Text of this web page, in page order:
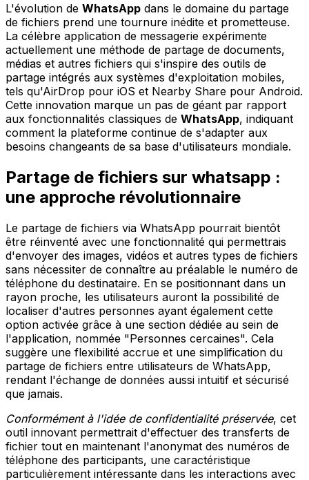
L'évolution de WhatsApp dans le domaine du partage
de fichiers prend une tournure inédite et prometteuse.
La célèbre application de messagerie expérimente
actuellement une méthode de partage de documents,
médias et autres fichiers qui s'inspire des outils de
partage intégrés aux systèmes d'exploitation mobiles,
tels qu'AirDrop pour iOS et Nearby Share pour Android.
Cette innovation marque un pas de géant par rapport
aux fonctionnalités classiques de WhatsApp, indiquant
comment la plateforme continue de s'adapter aux
besoins changeants de sa base d'utilisateurs mondiale.
Partage de fichiers sur whatsapp :
une approche révolutionnaire
Le partage de fichiers via WhatsApp pourrait bientôt
être réinventé avec une fonctionnalité qui permettrais
d'envoyer des images, vidéos et autres types de fichiers
sans nécessiter de connaître au préalable le numéro de
téléphone du destinataire. En se positionnant dans un
rayon proche, les utilisateurs auront la possibilité de
localiser d'autres personnes ayant également cette
option activée grâce à une section dédiée au sein de
l'application, nommée "Personnes cercaines". Cela
suggère une flexibilité accrue et une simplification du
partage de fichiers entre utilisateurs de WhatsApp,
rendant l'échange de données aussi intuitif et sécurisé
que jamais.
Conformément à l'idée de confidentialité préservée, cet
outil innovant permettrait d'effectuer des transferts de
fichier tout en maintenant l'anonymat des numéros de
téléphone des participants, une caractéristique
particulièrement intéressante dans les interactions avec